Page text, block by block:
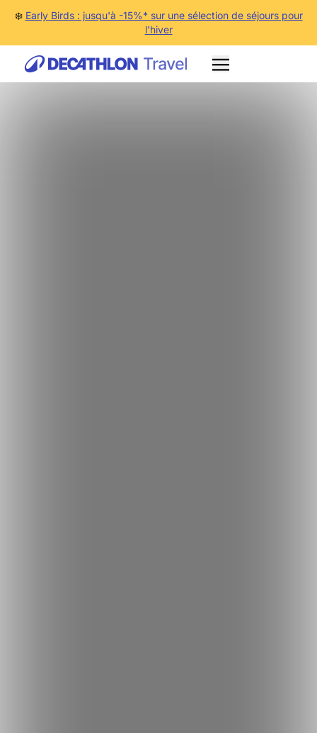
❄️ Early Birds : jusqu'à -15%* sur une sélection de séjours pour
l'hiver